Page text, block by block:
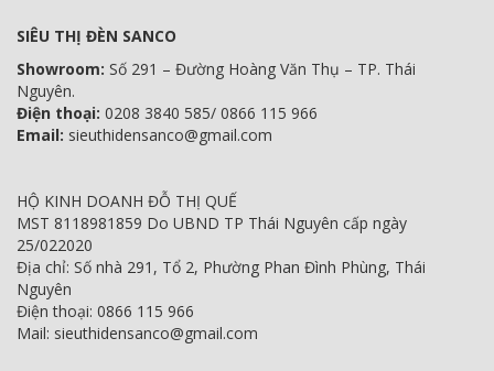
SIÊU THỊ ĐÈN SANCO
Showroom: Số 291 – Đường Hoàng Văn Thụ – TP. Thái
Nguyên.
Điện thoại: 0208 3840 585/ 0866 115 966
Email: sieuthidensanco@gmail.com
HỘ KINH DOANH ĐỖ THỊ QUẾ
MST 8118981859 Do UBND TP Thái Nguyên cấp ngày
25/022020
Địa chỉ: Số nhà 291, Tổ 2, Phường Phan Đình Phùng, Thái
Nguyên
Điện thoại: 0866 115 966
Mail: sieuthidensanco@gmail.com